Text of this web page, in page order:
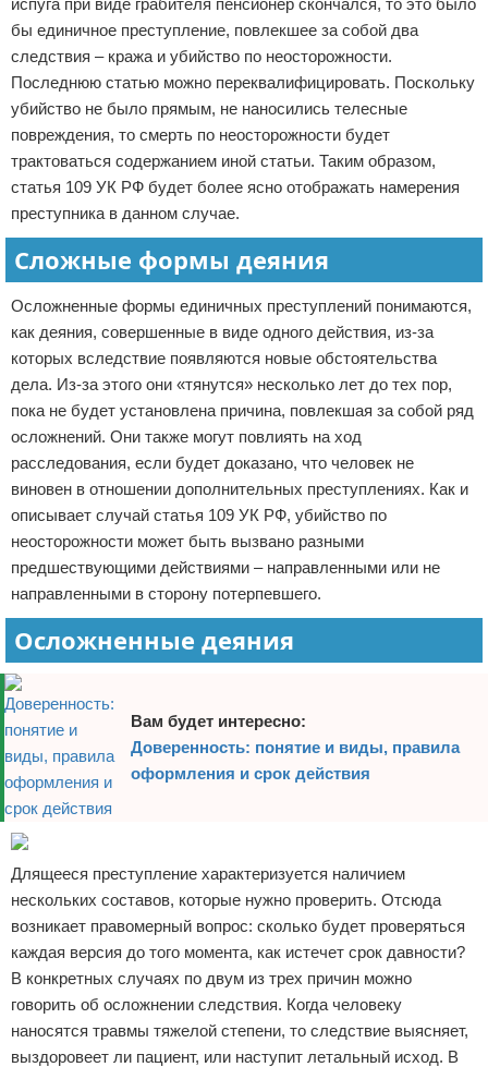
испуга при виде грабителя пенсионер скончался, то это было
бы единичное преступление, повлекшее за собой два
следствия – кража и убийство по неосторожности.
Последнюю статью можно переквалифицировать. Поскольку
убийство не было прямым, не наносились телесные
повреждения, то смерть по неосторожности будет
трактоваться содержанием иной статьи. Таким образом,
статья 109 УК РФ будет более ясно отображать намерения
преступника в данном случае.
Сложные формы деяния
Осложненные формы единичных преступлений понимаются,
как деяния, совершенные в виде одного действия, из-за
которых вследствие появляются новые обстоятельства
дела. Из-за этого они «тянутся» несколько лет до тех пор,
пока не будет установлена причина, повлекшая за собой ряд
осложнений. Они также могут повлиять на ход
расследования, если будет доказано, что человек не
виновен в отношении дополнительных преступлениях. Как и
описывает случай статья 109 УК РФ, убийство по
неосторожности может быть вызвано разными
предшествующими действиями – направленными или не
направленными в сторону потерпевшего.
Осложненные деяния
Вам будет интересно:
Доверенность: понятие и виды, правила
оформления и срок действия
Длящееся преступление характеризуется наличием
нескольких составов, которые нужно проверить. Отсюда
возникает правомерный вопрос: сколько будет проверяться
каждая версия до того момента, как истечет срок давности?
В конкретных случаях по двум из трех причин можно
говорить об осложнении следствия. Когда человеку
наносятся травмы тяжелой степени, то следствие выясняет,
выздоровеет ли пациент, или наступит летальный исход. В